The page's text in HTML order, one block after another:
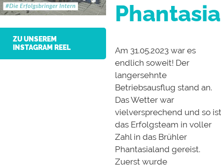
ZU UNSEREM
INSTAGRAM REEL
Am 31.05.2023 war es
endlich soweit! Der
langersehnte
Betriebsausflug stand an.
Das Wetter war
vielversprechend und so
das Erfolgsteam in voller
Zahl in das Brühler
Phantasialand gereist.
Zuerst wurde